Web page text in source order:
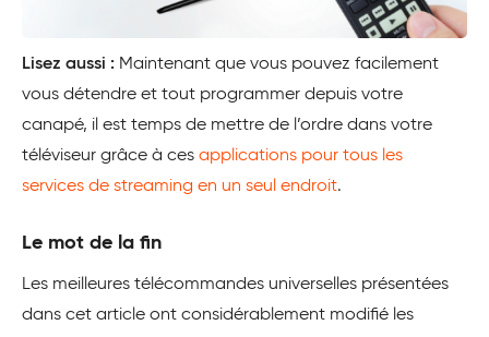
Lisez aussi : Maintenant que vous pouvez facilement
vous détendre et tout programmer depuis votre
canapé, il est temps de mettre de l’ordre dans votre
téléviseur grâce à ces applications pour tous les
services de streaming en un seul endroit.
Le mot de la fin
Les meilleures télécommandes universelles présentées
dans cet article ont considérablement modifié les